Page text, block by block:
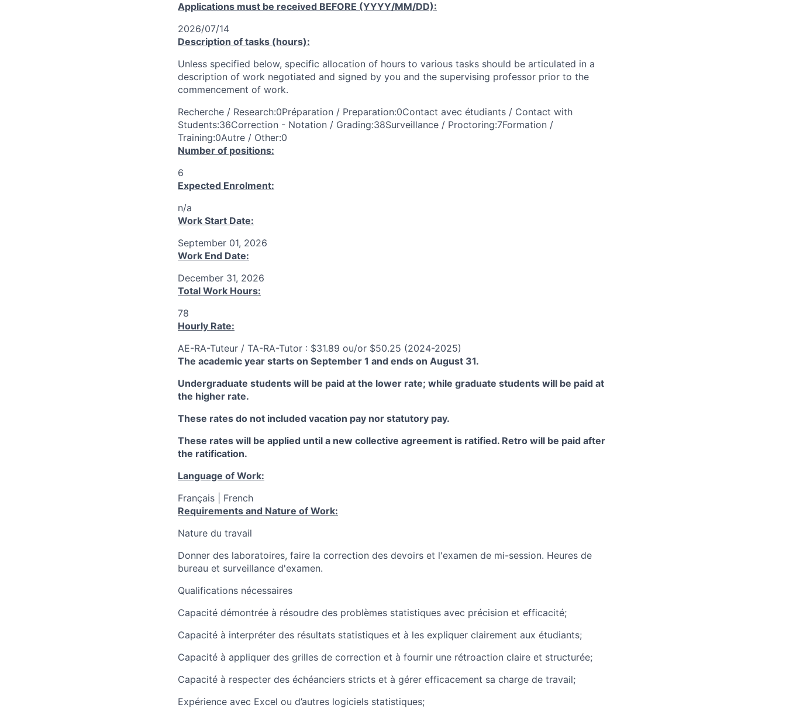
Applications must be received BEFORE (YYYY/MM/DD):
2026/07/14
Description of tasks (hours):
Unless specified below, specific allocation of hours to various tasks should be articulated in a
description of work negotiated and signed by you and the supervising professor prior to the
commencement of work.
Recherche / Research:0Préparation / Preparation:0Contact avec étudiants / Contact with
Students:36Correction - Notation / Grading:38Surveillance / Proctoring:7Formation /
Training:0Autre / Other:0
Number of positions:
6
Expected Enrolment:
n/a
Work Start Date:
September 01, 2026
Work End Date:
December 31, 2026
Total Work Hours:
78
Hourly Rate:
AE-RA-Tuteur / TA-RA-Tutor : $31.89 ou/or $50.25 (2024-2025)
The academic year starts on September 1 and ends on August 31.
Undergraduate students will be paid at the lower rate; while graduate students will be paid at
the higher rate.
These rates do not included vacation pay nor statutory pay.
These rates will be applied until a new collective agreement is ratified. Retro will be paid after
the ratification.
Language of Work:
Français | French
Requirements and Nature of Work:
Nature du travail
Donner des laboratoires, faire la correction des devoirs et l'examen de mi-session. Heures de
bureau et surveillance d'examen.
Qualifications nécessaires
Capacité démontrée à résoudre des problèmes statistiques avec précision et efficacité;
Capacité à interpréter des résultats statistiques et à les expliquer clairement aux étudiants;
Capacité à appliquer des grilles de correction et à fournir une rétroaction claire et structurée;
Capacité à respecter des échéanciers stricts et à gérer efficacement sa charge de travail;
Expérience avec Excel ou d’autres logiciels statistiques;